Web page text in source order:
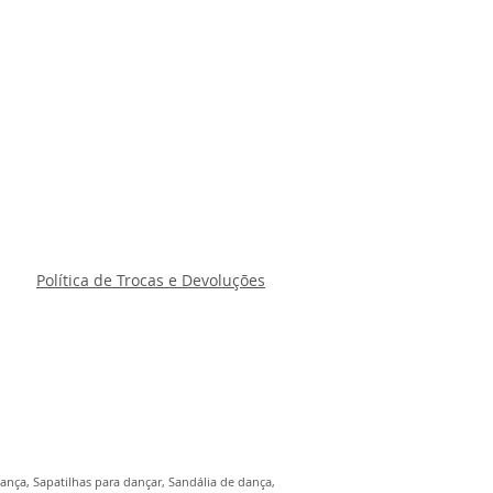
Política de Trocas e Devoluções
Sapatilhas para dançar, Sandália de dança,